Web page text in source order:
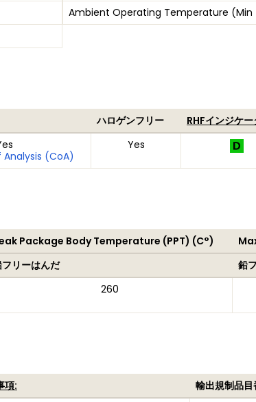
Ambient Operating Temperature
ハロゲンフリー RHFインジケ
(CoA)
Yes
Package Body Temperature (PPT) (C°)
リーはんだ
鉛
260
項:
輸出規制品目